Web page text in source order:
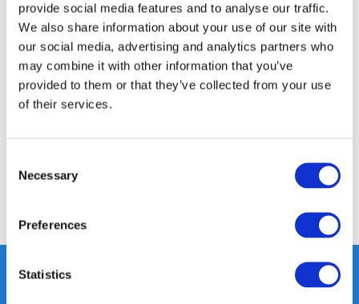
provide social media features and to analyse our traffic.
We also share information about your use of our site with
our social media, advertising and analytics partners who
may combine it with other information that you’ve
provided to them or that they’ve collected from your use
of their services.
Selection
Necessary
Preferences
Statistics
Productomschrijving
Specificaties